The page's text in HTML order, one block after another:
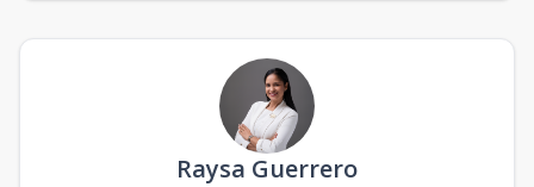
Raysa Guerrero